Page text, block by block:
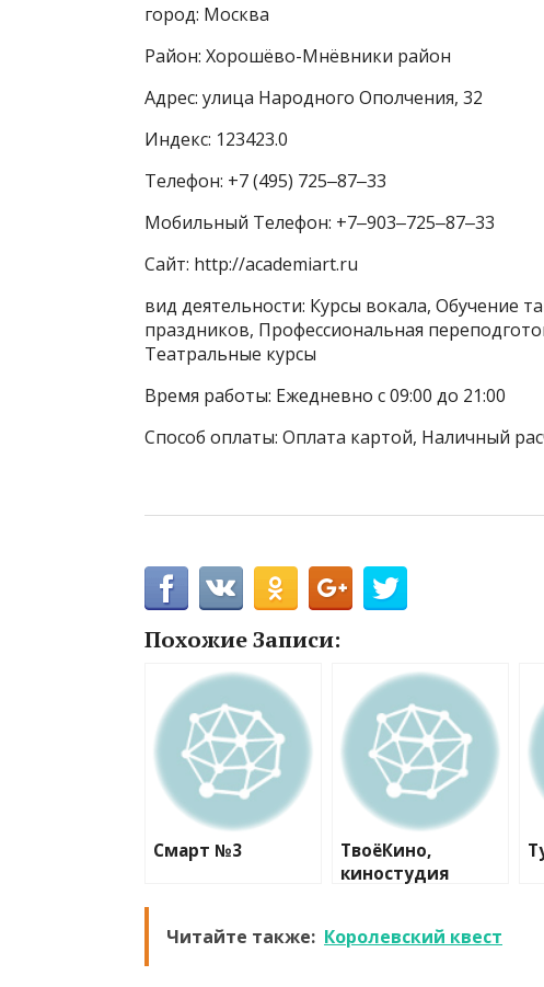
город: Москва
Район: Хорошёво-Мнёвники район
Адрес: улица Народного Ополчения, 32
Индекс: 123423.0
Телефон: +7 (495) 725‒87‒33
Мобильный Телефон: +7‒903‒725‒87‒33
Сайт: http://academiart.ru
вид деятельности: Курсы вокала, Обучение
праздников, Профессиональная
Театральные курсы
Время работы: Ежедневно с 09:00 до 21:00
Способ оплаты: Оплата картой, Наличный
Похожие Записи:
Смарт №3
ТвоёКино,
киностудия
Читайте также: Королевский квест